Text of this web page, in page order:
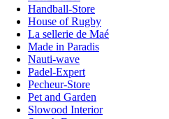
Handball-Store
House of Rugby
La sellerie de Maé
Made in Paradis
Nauti-wave
Padel-Expert
Pecheur-Store
Pet and Garden
Slowood Interior